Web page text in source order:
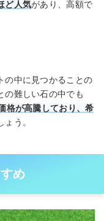
ど人気があり、高額で
の中に見つかることの
の難しい石の中でも
格が高騰しており、希
う。
め